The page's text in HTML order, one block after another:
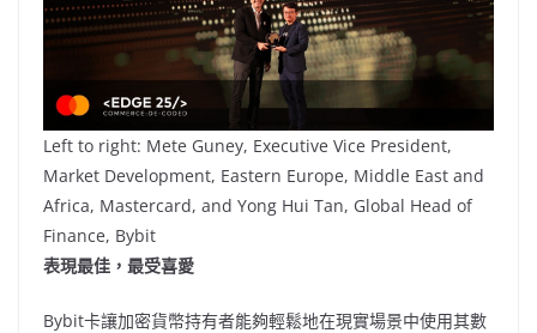
Left to right: Mete Guney, Executive Vice President,
Market Development, Eastern Europe, Middle East and
Africa, Mastercard, and Yong Hui Tan, Global Head of
Finance, Bybit
表現最佳，最受喜愛
Bybit卡讓加密貨幣持有者能夠輕鬆地在現實場景中使用其數